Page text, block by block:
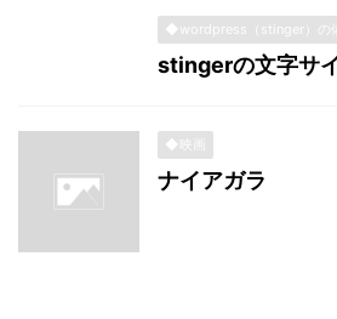
◆wordpress（stinger）の
stingerの文字サ
◆映画
ナイアガラ